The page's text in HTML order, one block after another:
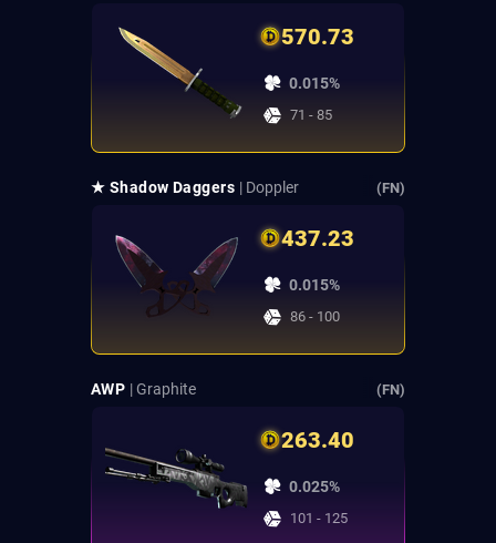
570.73
0.015%
71 - 85
★ Shadow Daggers | Doppler (FN)
437.23
0.015%
86 - 100
AWP | Graphite (FN)
263.40
0.025%
101 - 125